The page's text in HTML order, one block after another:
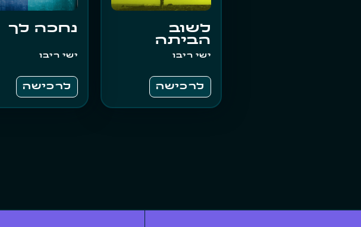
לשוב
הביתה
ישי ריבו
לרכישה
נחכה לך
ישי ריבו
לרכישה